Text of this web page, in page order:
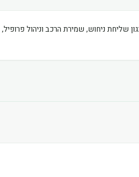
שליחת ניחוש, שמירת הרכב וניהול